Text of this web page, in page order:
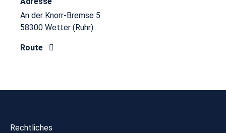
An der Knorr-Bremse 5
58300 Wetter (Ruhr)
Route
Rechtliches